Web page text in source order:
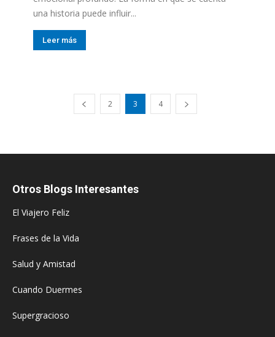
una historia puede influir...
Leer más
2 3 4
Otros Blogs Interesantes
El Viajero Feliz
Frases de la Vida
Salud y Amistad
Cuando Duermes
Supergracioso